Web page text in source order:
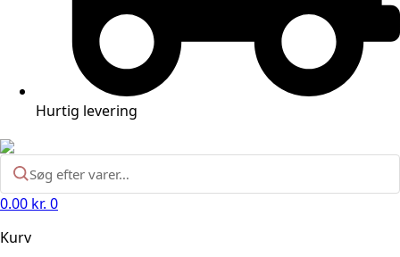
Hurtig levering
0.00 kr. 0
Kurv